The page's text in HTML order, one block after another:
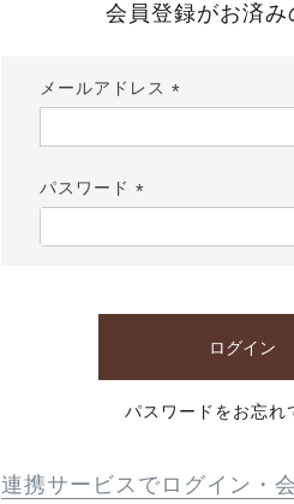
会員登録がお済み
メールアドレス
須)
パスワード
須)
ログイン
パスワードをお忘れ
連携サービスでログイン・